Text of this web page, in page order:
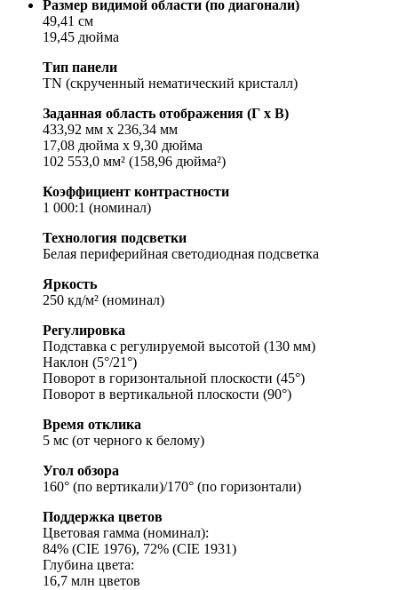
Размер видимой области (по диагонали)
49,41 см
19,45 дюйма
Тип панели
TN (скрученный нематический кристалл)
Заданная область отображения (Г x В)
433,92 мм x 236,34 мм
17,08 дюйма x 9,30 дюйма
102 553,0 мм² (158,96 дюйма²)
Коэффициент контрастности
1 000:1 (номинал)
Технология подсветки
Белая периферийная светодиодная подсветка
Яркость
250 кд/м² (номинал)
Регулировка
Подставка с регулируемой высотой (130 мм)
Наклон (5°/21°)
Поворот в горизонтальной плоскости (45°)
Поворот в вертикальной плоскости (90°)
Время отклика
5 мс (от черного к белому)
Угол обзора
160° (по вертикали)/170° (по горизонтали)
Поддержка цветов
Цветовая гамма (номинал):
84% (CIE 1976), 72% (CIE 1931)
Глубина цвета:
16,7 млн цветов